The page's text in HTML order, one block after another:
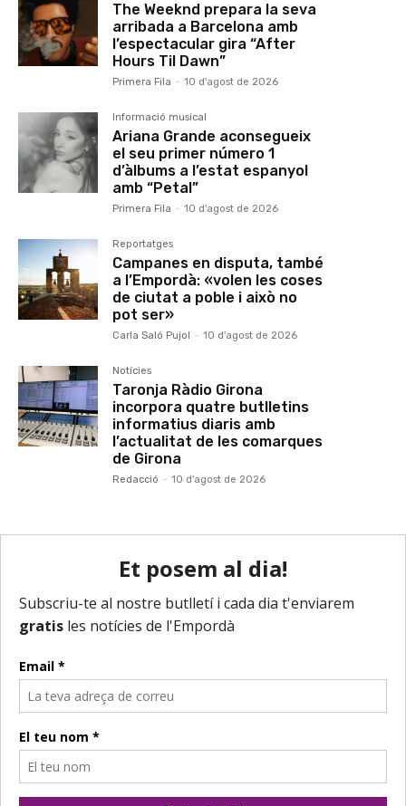
The Weeknd prepara la seva
arribada a Barcelona amb
l’espectacular gira “After
Hours Til Dawn”
Primera Fila - 10 d'agost de 2026
Informació musical
Ariana Grande aconsegueix
el seu primer número 1
d’àlbums a l’estat espanyol
amb “Petal”
Primera Fila - 10 d'agost de 2026
Reportatges
Campanes en disputa, també
a l’Empordà: «volen les coses
de ciutat a poble i això no
pot ser»
Carla Saló Pujol - 10 d'agost de 2026
Notícies
Taronja Ràdio Girona
incorpora quatre butlletins
informatius diaris amb
l’actualitat de les comarques
de Girona
Redacció - 10 d'agost de 2026